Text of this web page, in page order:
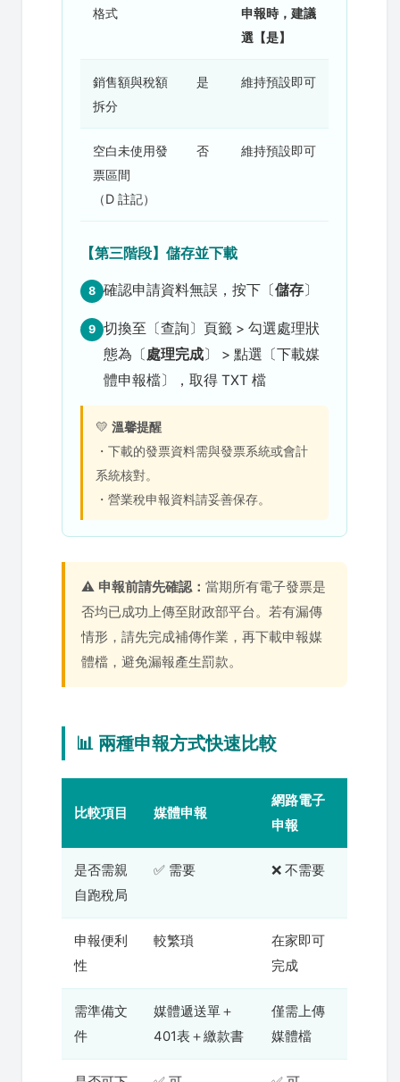
格式
申報時，建議
選【是】
銷售額與稅額
拆分
是 維持預設即可
空白未使用發
票區間
（D 註記）
否 維持預設即可
【第三階段】儲存並下載
8 確認申請資料無誤，按下〔儲存〕
9 切換至〔查詢〕頁籤 > 勾選處理狀
態為〔處理完成〕 > 點選〔下載媒
體申報檔〕，取得 TXT 檔
💛 溫馨提醒
・下載的發票資料需與發票系統或會計
系統核對。
・營業稅申報資料請妥善保存。
⚠️ 申報前請先確認： 當期所有電子發票是
否均已成功上傳至財政部平台。若有漏傳
情形，請先完成補傳作業，再下載申報媒
體檔，避免漏報產生罰款。
📊 兩種申報方式快速比較
比較項目 媒體申報
網路電子
申報
是否需親
自跑稅局
✅ 需要 ❌ 不需要
申報便利
性
較繁瑣
在家即可
完成
需準備文
件
媒體遞送單＋
401表＋繳款書
僅需上傳
媒體檔